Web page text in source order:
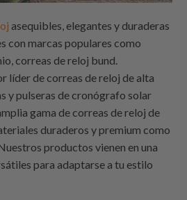
asequibles, elegantes y duraderas
con marcas populares como
correas de reloj bund.
líder de correas de reloj de alta
y pulseras de cronógrafo solar
gama de correas de reloj de
duraderos y premium como
productos vienen en una
para adaptarse a tu estilo